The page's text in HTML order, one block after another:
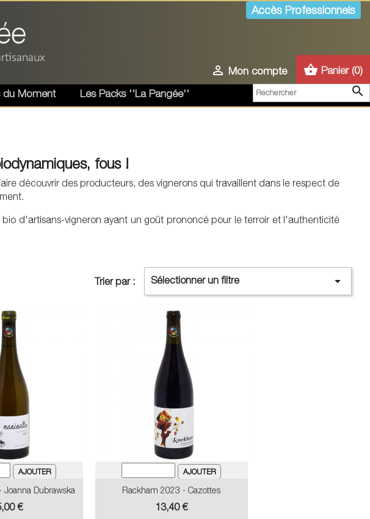
Accès Professionnels
 Mon compte shopping_basket Panier (0)

du Moment Les Packs ''La Pangée''
fous !
découvrir des producteurs, des vignerons qui travaillent dans le respect de
bio d'artisans-vigneron ayant un goût prononcé pour le terroir et l'authenticité
Trier par : Sélectionner un filtre 
Joanna Dubrawska
€
Rackham 2023 - Cazottes
Prix
13,40 €